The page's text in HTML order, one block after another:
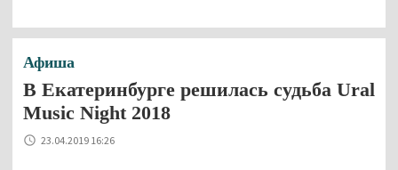
Афиша
В Екатеринбурге решилась судьба Ural
Music Night 2018
23.04.2019 16:26